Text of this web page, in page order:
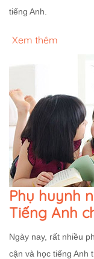
tiếng Anh.
Xem thêm
Phụ huynh
Tiếng Anh
Ngày nay, rất nhiều
cận và học tiếng Anh